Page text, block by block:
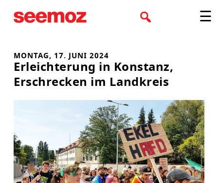
Inhalt
☰
MONTAG, 17. JUNI 2024
Erleichterung in Konstanz,
Erschrecken im Landkreis